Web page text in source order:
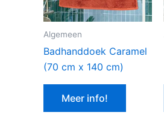
Algemeen
Badhanddoek Caramel
(70 cm x 140 cm)
Meer info!